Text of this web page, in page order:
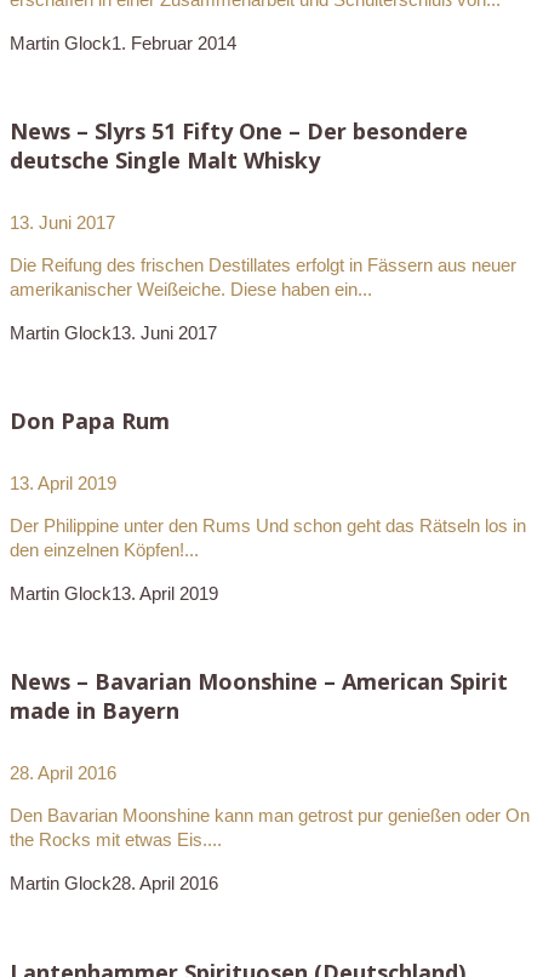
Martin Glock1. Februar 2014
News – Slyrs 51 Fifty One – Der besondere
deutsche Single Malt Whisky
13. Juni 2017
Die Reifung des frischen Destillates erfolgt in Fässern aus neuer
amerikanischer Weißeiche. Diese haben ein...
Martin Glock13. Juni 2017
Don Papa Rum
13. April 2019
Der Philippine unter den Rums Und schon geht das Rätseln los in
den einzelnen Köpfen!...
Martin Glock13. April 2019
News – Bavarian Moonshine – American Spirit
made in Bayern
28. April 2016
Den Bavarian Moonshine kann man getrost pur genießen oder On
the Rocks mit etwas Eis....
Martin Glock28. April 2016